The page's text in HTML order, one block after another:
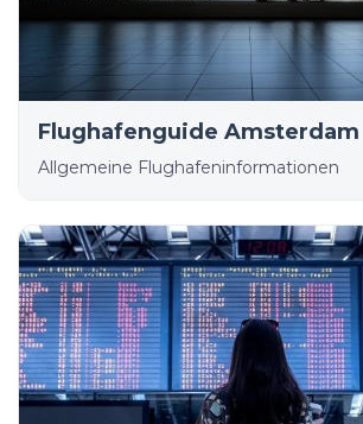
Flughafenguide Amsterdam
Allgemeine Flughafeninformationen